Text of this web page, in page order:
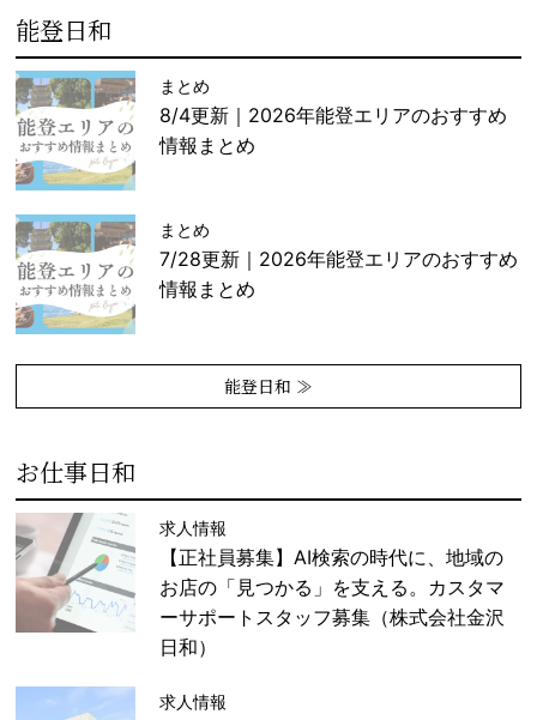
能登日和
まとめ
8/4更新｜2026年能登エリアのおすすめ
情報まとめ
まとめ
7/28更新｜2026年能登エリアのおすすめ
情報まとめ
能登日和 ≫
お仕事日和
求人情報
【正社員募集】AI検索の時代に、地域の
お店の「見つかる」を支える。カスタマ
ーサポートスタッフ募集（株式会社金沢
日和）
求人情報